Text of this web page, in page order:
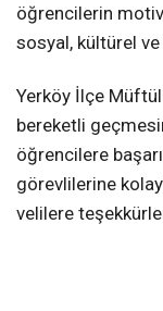
öğrencilerin
sosyal, kültürel
Yerköy İlçe
bereketli
öğrencilere
görevlilerine
velilere